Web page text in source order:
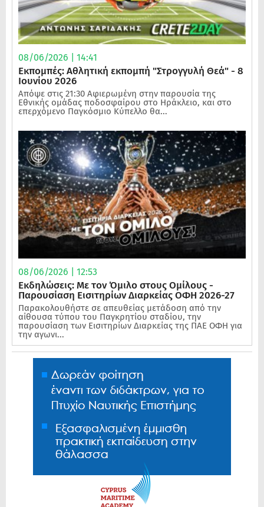
08/06/2026 | 14:41
Εκπομπές: Αθλητική εκπομπή "Στρογγυλή Θεά" - 8
Ιουνίου 2026
Απόψε στις 21:30 Αφιερωμένη στην παρουσία της
Εθνικής ομάδας ποδοσφαίρου στο Ηράκλειο, και στο
επερχόμενο Παγκόσμιο Κύπελλο θα...
08/06/2026 | 12:53
Εκδηλώσεις: Με τον Όμιλο στους Ομίλους -
Παρουσίαση Εισιτηρίων Διαρκείας ΟΦΗ 2026-27
Παρακολουθήστε σε απευθείας μετάδοση από την
αίθουσα τύπου του Παγκρητίου σταδίου, την
παρουσίαση των Εισιτηρίων Διαρκείας της ΠΑΕ ΟΦΗ για
την αγωνι...